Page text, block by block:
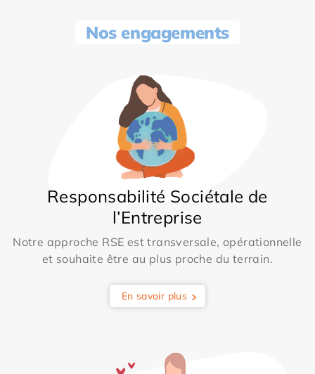
Nos engagements
Responsabilité Sociétale de
l’Entreprise
Notre approche RSE est transversale, opérationnelle
et souhaite être au plus proche du terrain.
En savoir plus